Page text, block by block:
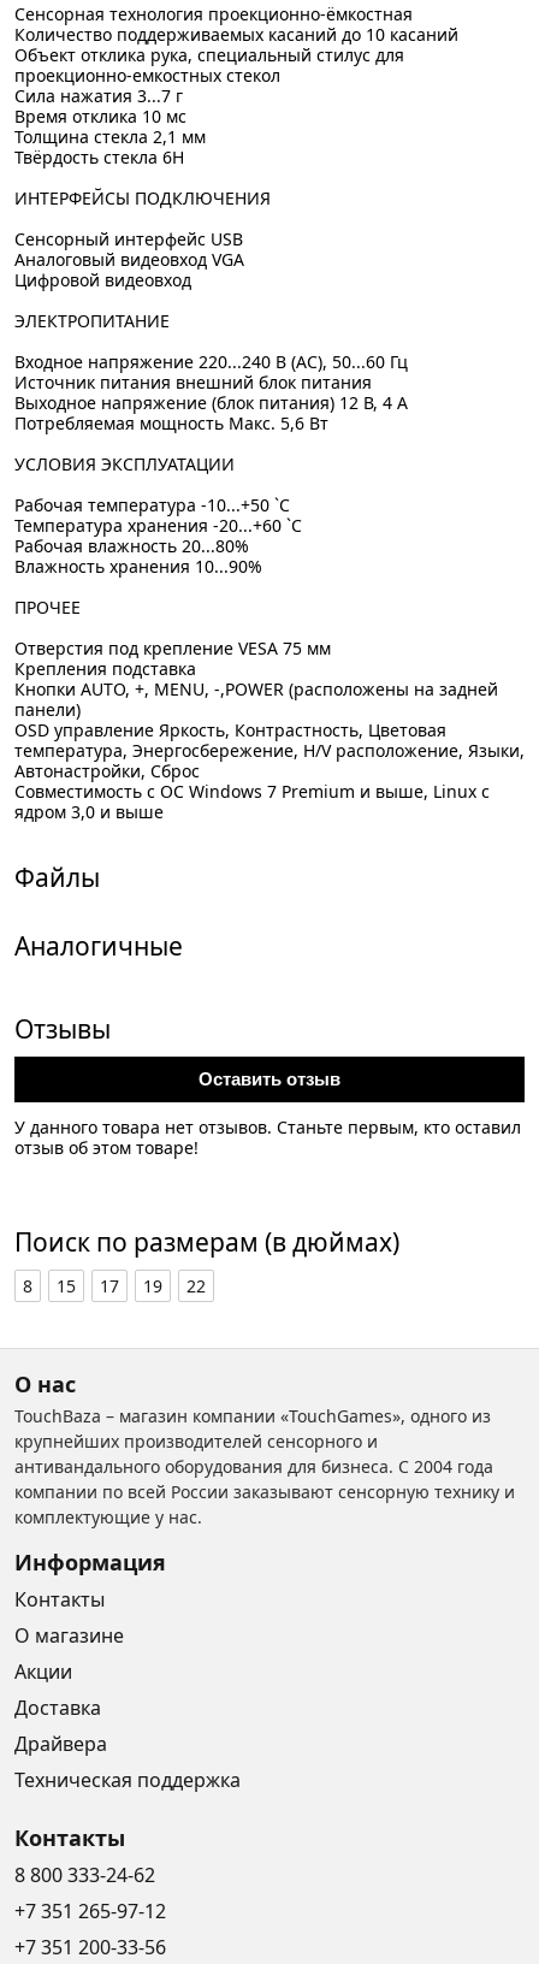
Сенсорная технология проекционно-ёмкостная
Количество поддерживаемых касаний до 10 касаний
Объект отклика рука, специальный стилус для
проекционно-емкостных стекол
Сила нажатия 3...7 г
Время отклика 10 мс
Толщина стекла 2,1 мм
Твёрдость стекла 6H
ИНТЕРФЕЙСЫ ПОДКЛЮЧЕНИЯ
Сенсорный интерфейс USB
Аналоговый видеовход VGA
Цифровой видеовход
ЭЛЕКТРОПИТАНИЕ
Входное напряжение 220...240 В (AC), 50...60 Гц
Источник питания внешний блок питания
Выходное напряжение (блок питания) 12 В, 4 А
Потребляемая мощность Макс. 5,6 Вт
УСЛОВИЯ ЭКСПЛУАТАЦИИ
Рабочая температура -10...+50 `C
Температура хранения -20...+60 `C
Рабочая влажность 20...80%
Влажность хранения 10...90%
ПРОЧЕЕ
Отверстия под крепление VESA 75 мм
Крепления подставка
Кнопки AUTO, +, MENU, -,POWER (расположены на задней
панели)
OSD управление Яркость, Контрастность, Цветовая
температура, Энергосбережение, H/V расположение, Языки,
Автонастройки, Сброс
Совместимость с ОС Windows 7 Premium и выше, Linux с
ядром 3,0 и выше
Файлы
Аналогичные
Отзывы
Оставить отзыв
У данного товара нет отзывов. Станьте первым, кто оставил
отзыв об этом товаре!
Поиск по размерам (в дюймах)
8 15 17 19 22
О нас
TouchBaza – магазин компании «TouchGames», одного из
крупнейших производителей сенсорного и
антивандального оборудования для бизнеса. С 2004 года
компании по всей России заказывают сенсорную технику и
комплектующие у нас.
Информация
Контакты
О магазине
Акции
Доставка
Драйвера
Техническая поддержка
Контакты
8 800 333-24-62
+7 351 265-97-12
+7 351 200-33-56